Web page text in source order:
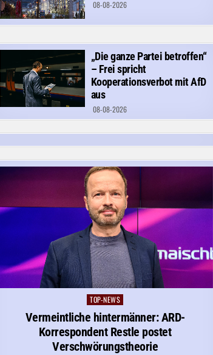
08-08-2026
„Die ganze Partei betroffen“
– Frei spricht
Kooperationsverbot mit AfD
aus
08-08-2026
Posted
in
TOP-NEWS
Vermeintliche hintermänner: ARD-
Korrespondent Restle postet
Verschwörungstheorie